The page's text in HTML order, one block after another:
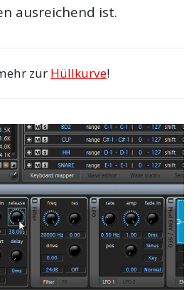
ausreichend ist.
zur Hüllkurve!